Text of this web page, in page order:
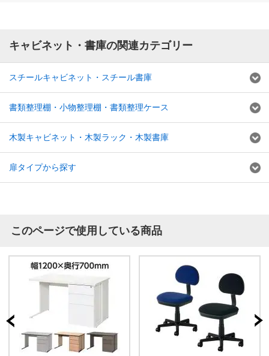
キャビネット・書庫の関連カテゴリー
スチールキャビネット・スチール書庫
書類整理棚・小物整理棚・書類整理ケース
木製キャビネット・木製ラック・木製書庫
扉タイプから探す
このページで使用している商品